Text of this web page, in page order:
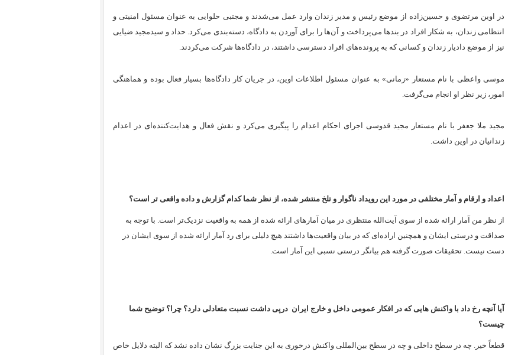
در اوین مرتضوی و حسین‌زاده از موضع رئیس و مدیر زندان وارد عمل می‌شدند و مجتبی حلوایی به عنوان مسئول امنیتی و
انتظامی زندان، به شکار افراد در بندها می‌پرداخت و آن‌ها را برای آوردن به دادگاه، دسته‌بندی می‌کرد. حداد و سید‌مجید ضیایی
نیز از موضع دادیار زندان و کسانی که به پرونده‌های افراد دسترسی داشتند، در دادگاه‌ها شرکت می‌کردند.
موسی واعظی با نام مستعار «زمانی» به عنوان مسئول اطلاعات اوین، در جریان کار دادگاه‌ها بسیار فعال بوده و هماهنگی
امور، زیر نظر او انجام می‌گرفت.
مجید ملا جعفر با نام مستعار مجید قدوسی اجرای احکام اعدام را پیگیری می‌کرد و نقش فعال و هدایت‌کننده‌ای در اعدام
زندانیان در اوین داشت.
اعداد و ارقام و آمار مختلفی در مورد این رویداد ناگوار و تلخ منتشر شده، از نظر شما کدام گزارش و داده واقعی تر است؟
از نظر من آمار ارائه شده از سوی آیت‌الله منتظری در میان آمارهای ارائه شده از همه به واقعیت نزدیک‌تر است. با توجه به
صداقت و درستی‌ ایشان و همچنین اراده‌ای که در بیان واقعیت‌ها داشتند هیچ دلیلی برای رد آمار ارائه شده از سوی ایشان در
دست نیست. تحقیقات صورت گرفته هم بیانگر درستی نسبی این آمار است.
آیا آنچه رخ داد با واکنش هایی که در افکار عمومی داخل و خارج ایران درپی داشت نسبت متعادلی دارد؟ چرا؟ توضیح شما
چیست؟
قطعاً خیر. چه در سطح داخلی و چه در سطح بین‌المللی واکنش درخوری به این جنایت بزرگ نشان داده نشد که البته دلایل خاص